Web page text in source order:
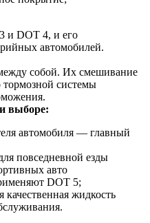
и DOT 4, и его
автомобилей.
собой. Их смешивание
системы
выборе:
автомобиля — главный
повседневной езды
авто
DOT 5;
жидкость